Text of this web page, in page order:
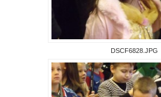
DSCF6828.JPG